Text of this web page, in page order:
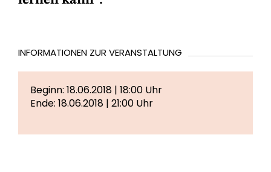
INFORMATIONEN ZUR VERANSTALTUNG
Beginn: 18.06.2018 | 18:00 Uhr
Ende: 18.06.2018 | 21:00 Uhr